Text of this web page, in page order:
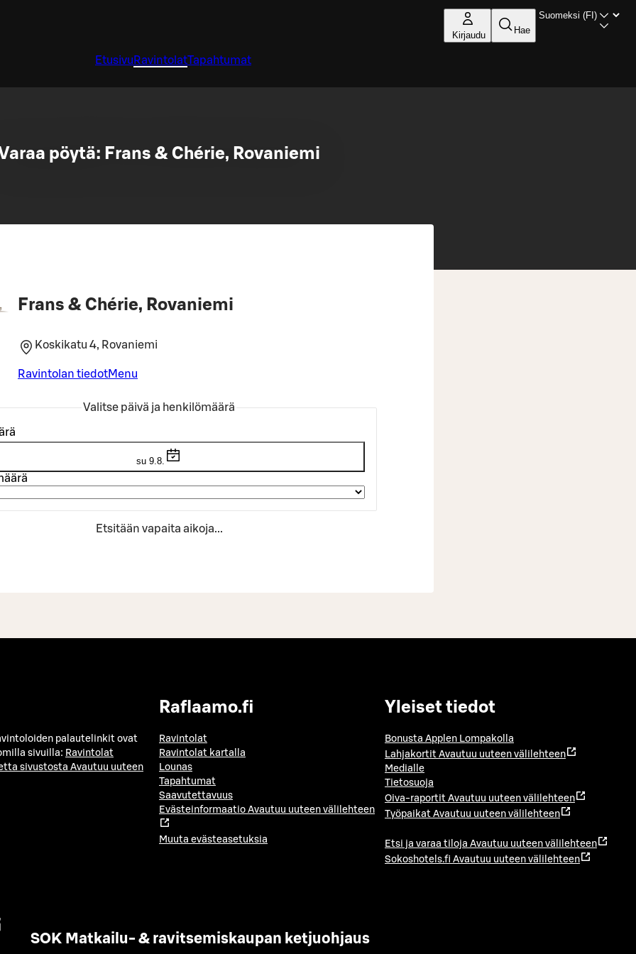
Kirjaudu Hae
Etusivu RavintolatTapahtumat
pöytä: Frans & Chérie, Rovaniemi
Frans & Chérie, Rovaniemi
Koskikatu 4, Rovaniemi
Ravintolan tiedotMenu
Valitse päivä ja henkilömäärä
su 9.8.
Etsitään vapaita aikoja...
palautelinkit ovat
sivuilla: Ravintolat
sivustosta Avautuu uuteen
Raflaamo.fi
Ravintolat
Ravintolat kartalla
Lounas
Tapahtumat
Saavutettavuus
Evästeinformaatio Avautuu uuteen välilehteen
Muuta evästeasetuksia
Yleiset tiedot
Bonusta Applen Lompakolla
Lahjakortit Avautuu uuteen välilehteen
Medialle
Tietosuoja
Oiva-raportit Avautuu uuteen välilehteen
Työpaikat Avautuu uuteen välilehteen
Etsi ja varaa tiloja Avautuu uuteen välilehteen
Sokoshotels.fi Avautuu uuteen välilehteen
SOK Matkailu- & ravitsemiskaupan ketjuohjaus